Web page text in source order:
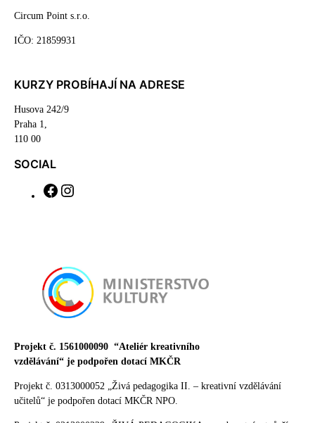
Circum Point s.r.o.
IČO: 21859931
KURZY PROBÍHAJÍ NA ADRESE
Husova 242/9
Praha 1,
110 00
SOCIAL
F
o
k
r
m
Projekt č. 1561000090 “Ateliér kreativního
vzdělávání“ je podpořen dotací MKČR
Projekt č. 0313000052 „Živá pedagogika II. – kreativní vzdělávání
učitelů“ je podpořen dotací MKČR NPO.